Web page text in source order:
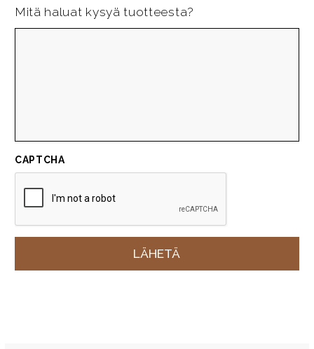
Mitä haluat kysyä tuotteesta?
CAPTCHA